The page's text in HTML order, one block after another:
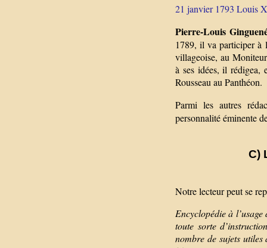
21 janvier 1793 Louis
Pierre-Louis
1789, il va participer à
villageoise, au
à ses idées, il rédigea,
Rousseau au Panthéon.
Parmi les autres
personnalité éminente
C)
Notre lecteur peut se
Encyclopédie à
toute sorte
nombre de sujets utiles